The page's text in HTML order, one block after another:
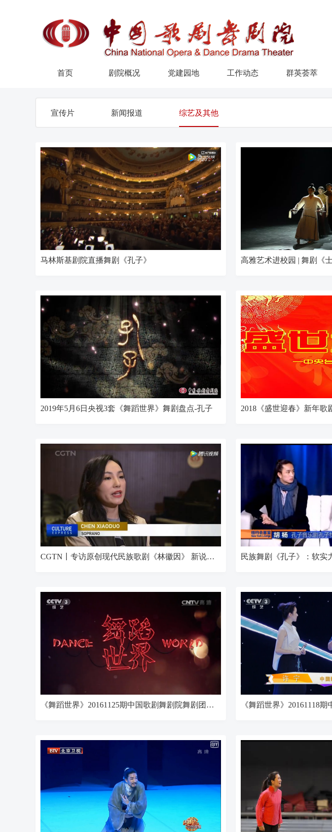
首页 剧院概况 党建园地 工作动态 群英荟萃
宣传片 新闻报道 综艺及其他
马林斯基剧院直播舞剧《孔子》 高雅艺术进校园 | 舞剧《
2019年5月6日央视3套《舞蹈世界》舞剧盘点-孔子 2018《盛世迎春》新年歌
CGTN丨专访原创现代民族歌剧《林徽因》 新说一代才女林徽因 民族舞剧《孔子》：软实
《舞蹈世界》20161125期中国歌剧舞剧院舞剧团专场